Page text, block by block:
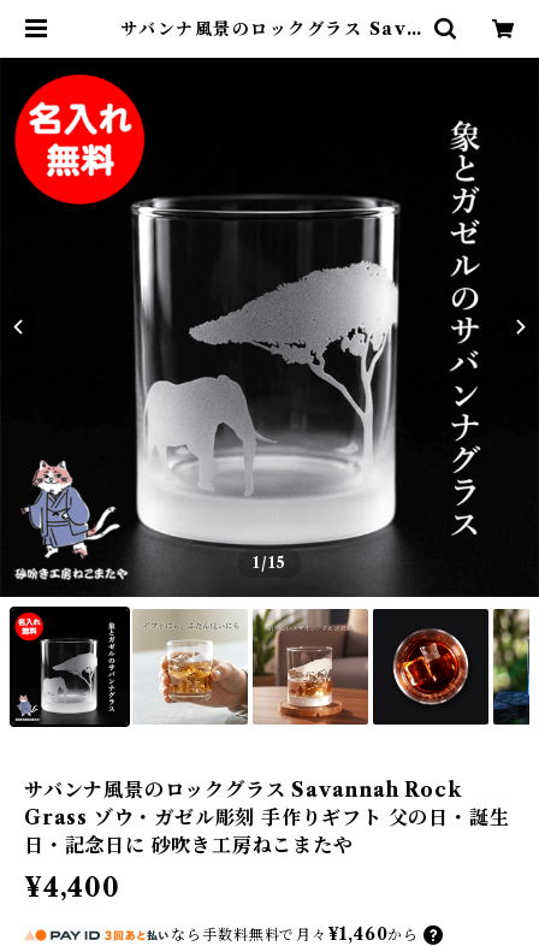
サバンナ風景のロックグラス Sava
日・記念日に 砂吹き工房ねこまたや
| 名入れ専門店 砂吹き工房ねこまた
1/15
サバンナ風景のロックグラス Savannah Rock
Grass ゾウ・ガゼル彫刻 手作りギフト 父の日・誕生
日・記念日に 砂吹き工房ねこまたや
¥4,400
なら 手数料無料で 月々 ¥1,460から